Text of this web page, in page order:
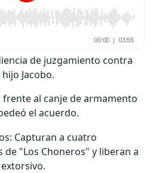
de juzgamiento contra
Jacobo.
al canje de armamento
el acuerdo.
Capturan a cuatro
"Los Choneros" y liberan a